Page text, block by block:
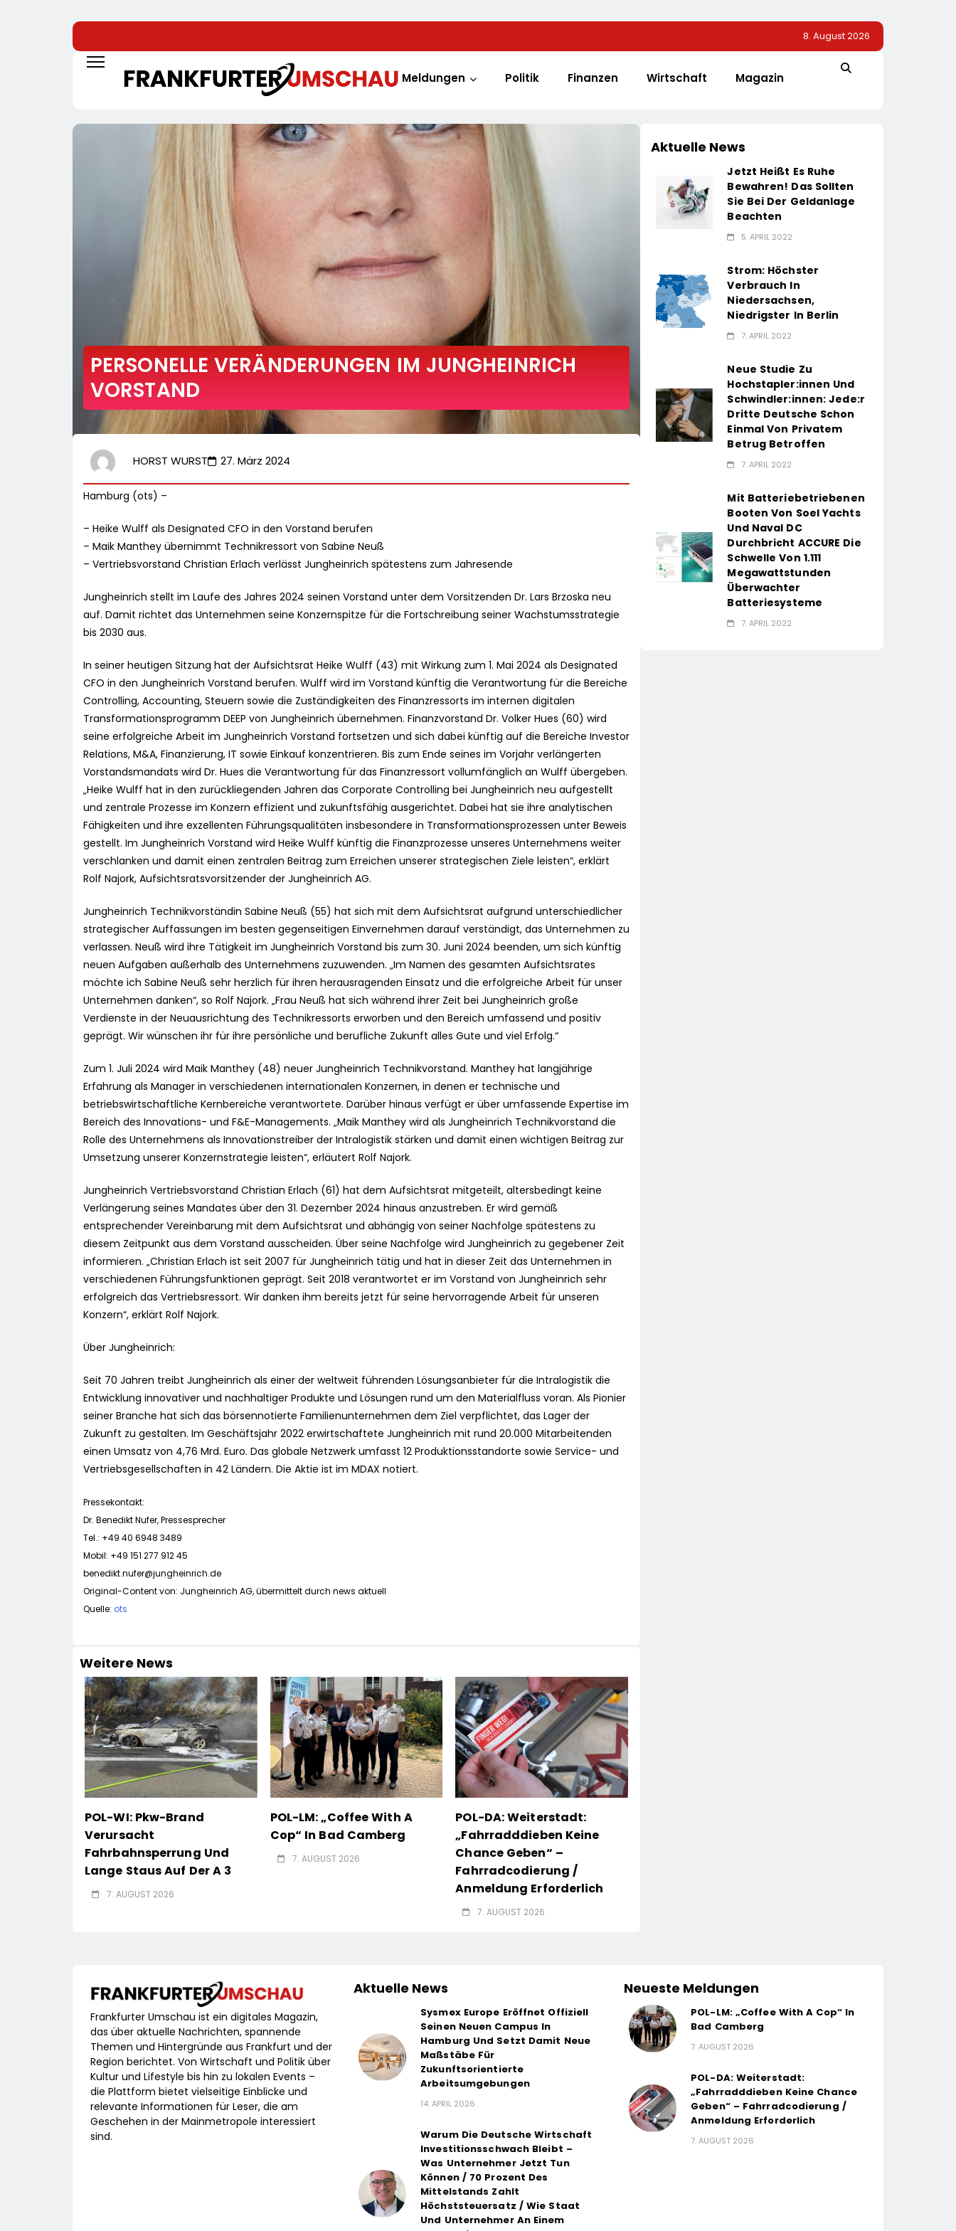
8. August 2026
Meldungen Politik Finanzen Wirtschaft Magazin
PERSONELLE VERÄNDERUNGEN IM JUNGHEINRICH
VORSTAND
HORST WURST 27. März 2024
Hamburg (ots) –
– Heike Wulff als Designated CFO in den Vorstand berufen
– Maik Manthey übernimmt Technikressort von Sabine Neuß
– Vertriebsvorstand Christian Erlach verlässt Jungheinrich spätestens zum Jahresende
Jungheinrich stellt im Laufe des Jahres 2024 seinen Vorstand unter dem Vorsitzenden Dr. Lars Brzoska neu
auf. Damit richtet das Unternehmen seine Konzernspitze für die Fortschreibung seiner Wachstumsstrategie
bis 2030 aus.
In seiner heutigen Sitzung hat der Aufsichtsrat Heike Wulff (43) mit Wirkung zum 1. Mai 2024 als Designated
CFO in den Jungheinrich Vorstand berufen. Wulff wird im Vorstand künftig die Verantwortung für die Bereiche
Controlling, Accounting, Steuern sowie die Zuständigkeiten des Finanzressorts im internen digitalen
Transformationsprogramm DEEP von Jungheinrich übernehmen. Finanzvorstand Dr. Volker Hues (60) wird
seine erfolgreiche Arbeit im Jungheinrich Vorstand fortsetzen und sich dabei künftig auf die Bereiche Investor
Relations, M&A, Finanzierung, IT sowie Einkauf konzentrieren. Bis zum Ende seines im Vorjahr verlängerten
Vorstandsmandats wird Dr. Hues die Verantwortung für das Finanzressort vollumfänglich an Wulff übergeben.
„Heike Wulff hat in den zurückliegenden Jahren das Corporate Controlling bei Jungheinrich neu aufgestellt
und zentrale Prozesse im Konzern effizient und zukunftsfähig ausgerichtet. Dabei hat sie ihre analytischen
Fähigkeiten und ihre exzellenten Führungsqualitäten insbesondere in Transformationsprozessen unter Beweis
gestellt. Im Jungheinrich Vorstand wird Heike Wulff künftig die Finanzprozesse unseres Unternehmens weiter
verschlanken und damit einen zentralen Beitrag zum Erreichen unserer strategischen Ziele leisten“, erklärt
Rolf Najork, Aufsichtsratsvorsitzender der Jungheinrich AG.
Jungheinrich Technikvorständin Sabine Neuß (55) hat sich mit dem Aufsichtsrat aufgrund unterschiedlicher
strategischer Auffassungen im besten gegenseitigen Einvernehmen darauf verständigt, das Unternehmen zu
verlassen. Neuß wird ihre Tätigkeit im Jungheinrich Vorstand bis zum 30. Juni 2024 beenden, um sich künftig
neuen Aufgaben außerhalb des Unternehmens zuzuwenden. „Im Namen des gesamten Aufsichtsrates
möchte ich Sabine Neuß sehr herzlich für ihren herausragenden Einsatz und die erfolgreiche Arbeit für unser
Unternehmen danken“, so Rolf Najork. „Frau Neuß hat sich während ihrer Zeit bei Jungheinrich große
Verdienste in der Neuausrichtung des Technikressorts erworben und den Bereich umfassend und positiv
geprägt. Wir wünschen ihr für ihre persönliche und berufliche Zukunft alles Gute und viel Erfolg.“
Zum 1. Juli 2024 wird Maik Manthey (48) neuer Jungheinrich Technikvorstand. Manthey hat langjährige
Erfahrung als Manager in verschiedenen internationalen Konzernen, in denen er technische und
betriebswirtschaftliche Kernbereiche verantwortete. Darüber hinaus verfügt er über umfassende Expertise im
Bereich des Innovations- und F&E-Managements. „Maik Manthey wird als Jungheinrich Technikvorstand die
Rolle des Unternehmens als Innovationstreiber der Intralogistik stärken und damit einen wichtigen Beitrag zur
Umsetzung unserer Konzernstrategie leisten“, erläutert Rolf Najork.
Jungheinrich Vertriebsvorstand Christian Erlach (61) hat dem Aufsichtsrat mitgeteilt, altersbedingt keine
Verlängerung seines Mandates über den 31. Dezember 2024 hinaus anzustreben. Er wird gemäß
entsprechender Vereinbarung mit dem Aufsichtsrat und abhängig von seiner Nachfolge spätestens zu
diesem Zeitpunkt aus dem Vorstand ausscheiden. Über seine Nachfolge wird Jungheinrich zu gegebener Zeit
informieren. „Christian Erlach ist seit 2007 für Jungheinrich tätig und hat in dieser Zeit das Unternehmen in
verschiedenen Führungsfunktionen geprägt. Seit 2018 verantwortet er im Vorstand von Jungheinrich sehr
erfolgreich das Vertriebsressort. Wir danken ihm bereits jetzt für seine hervorragende Arbeit für unseren
Konzern“, erklärt Rolf Najork.
Über Jungheinrich:
Seit 70 Jahren treibt Jungheinrich als einer der weltweit führenden Lösungsanbieter für die Intralogistik die
Entwicklung innovativer und nachhaltiger Produkte und Lösungen rund um den Materialfluss voran. Als Pionier
seiner Branche hat sich das börsennotierte Familienunternehmen dem Ziel verpflichtet, das Lager der
Zukunft zu gestalten. Im Geschäftsjahr 2022 erwirtschaftete Jungheinrich mit rund 20.000 Mitarbeitenden
einen Umsatz von 4,76 Mrd. Euro. Das globale Netzwerk umfasst 12 Produktionsstandorte sowie Service- und
Vertriebsgesellschaften in 42 Ländern. Die Aktie ist im MDAX notiert.
Pressekontakt:
Dr. Benedikt Nufer, Pressesprecher
Tel.: +49 40 6948 3489
Mobil: +49 151 277 912 45
benedikt.nufer@jungheinrich.de
Original-Content von: Jungheinrich AG, übermittelt durch news aktuell
Quelle: ots
Weitere News
POL-WI: Pkw-Brand
Verursacht
Fahrbahnsperrung Und
Lange Staus Auf Der A 3
7. AUGUST 2026
POL-LM: „Coffee With A
Cop“ In Bad Camberg
7. AUGUST 2026
POL-DA: Weiterstadt:
„Fahrradddieben Keine
Chance Geben“ –
Fahrradcodierung /
Anmeldung Erforderlich
7. AUGUST 2026
Aktuelle News
Jetzt Heißt Es Ruhe
Bewahren! Das Sollten
Sie Bei Der Geldanlage
Beachten
5. APRIL 2022
Strom: Höchster
Verbrauch In
Niedersachsen,
Niedrigster In Berlin
7. APRIL 2022
Neue Studie Zu
Hochstapler:innen Und
Schwindler:innen: Jede:r
Dritte Deutsche Schon
Einmal Von Privatem
Betrug Betroffen
7. APRIL 2022
Mit Batteriebetriebenen
Booten Von Soel Yachts
Und Naval DC
Durchbricht ACCURE Die
Schwelle Von 1.111
Megawattstunden
Überwachter
Batteriesysteme
7. APRIL 2022
Frankfurter Umschau ist ein digitales Magazin,
das über aktuelle Nachrichten, spannende
Themen und Hintergründe aus Frankfurt und der
Region berichtet. Von Wirtschaft und Politik über
Kultur und Lifestyle bis hin zu lokalen Events –
die Plattform bietet vielseitige Einblicke und
relevante Informationen für Leser, die am
Geschehen in der Mainmetropole interessiert
sind.
Aktuelle News
Sysmex Europe Eröffnet Offiziell
Seinen Neuen Campus In
Hamburg Und Setzt Damit Neue
Maßstäbe Für
Zukunftsorientierte
Arbeitsumgebungen
14. APRIL 2026
Warum Die Deutsche Wirtschaft
Investitionsschwach Bleibt –
Was Unternehmer Jetzt Tun
Können / 70 Prozent Des
Mittelstands Zahlt
Höchststeuersatz / Wie Staat
Und Unternehmer An Einem
Neueste Meldungen
POL-LM: „Coffee With A Cop“ In
Bad Camberg
7. AUGUST 2026
POL-DA: Weiterstadt:
„Fahrradddieben Keine Chance
Geben“ – Fahrradcodierung /
Anmeldung Erforderlich
7. AUGUST 2026